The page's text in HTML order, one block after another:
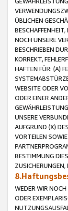
ÜBLICHEN
NOCH UNSERE
BESCHRIEBEN
KORREKT,
HAFTEN FÜR: (A)
WEBSITE ODER
ODER EINER
UNSERE
AUFGRUND (X)
VORTEILEN
BESTIMMUNG
WEDER WIR
ODER